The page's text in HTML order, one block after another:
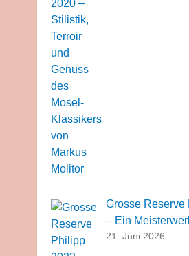
Grosse Reserve
– Ein
21. Juni 2026